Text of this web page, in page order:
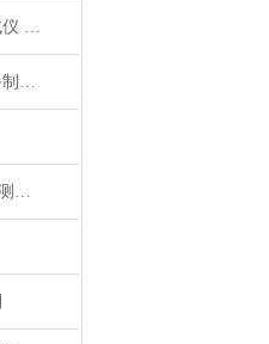
理涛导尿管球囊可靠性测试仪 技术交流 应用设计
细菌过滤效率测试仪菌液备制有哪些？
Y型人工血管整体水渗漏性测试仪 配置接头快插介绍 理涛